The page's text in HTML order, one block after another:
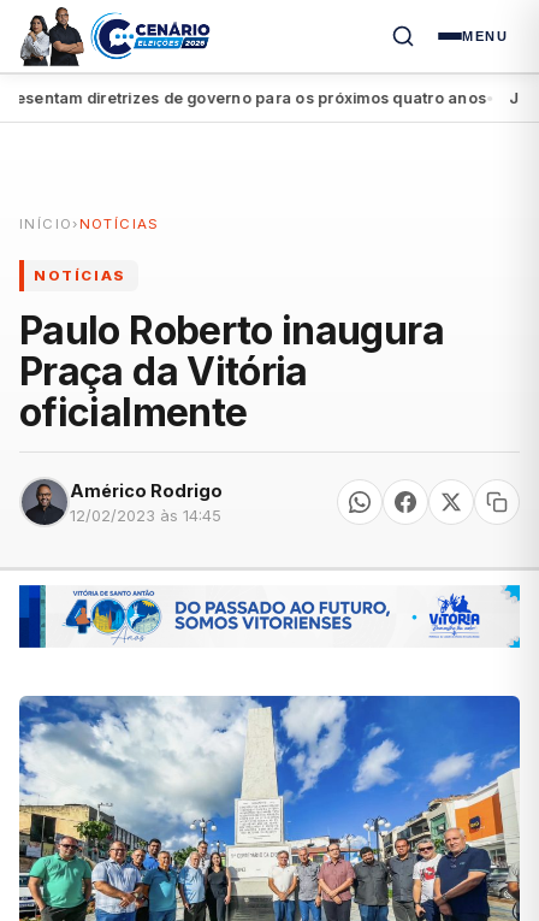
MENU
diretrizes de governo para os próximos quatro anos● João
INÍCIO › NOTÍCIAS
NOTÍCIAS
Paulo Roberto inaugura
Praça da Vitória
oficialmente
Américo Rodrigo
12/02/2023 às 14:45